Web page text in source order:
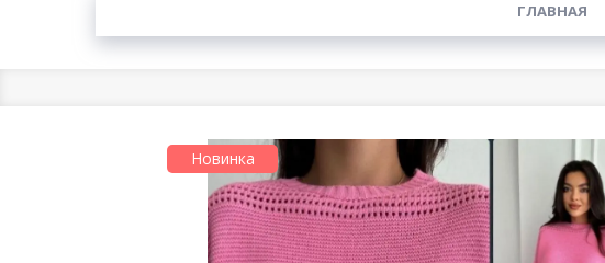
ГЛАВНАЯ
Новинка